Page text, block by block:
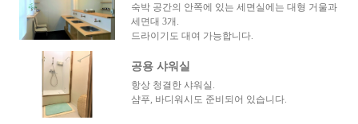
숙박 공간의 안쪽에 있는 세면실에는 대형 거울과
세면대 3개.
드라이기도 대여 가능합니다.
공용 샤워실
항상 청결한 샤워실.
샴푸, 바디워시도 준비되어 있습니다.